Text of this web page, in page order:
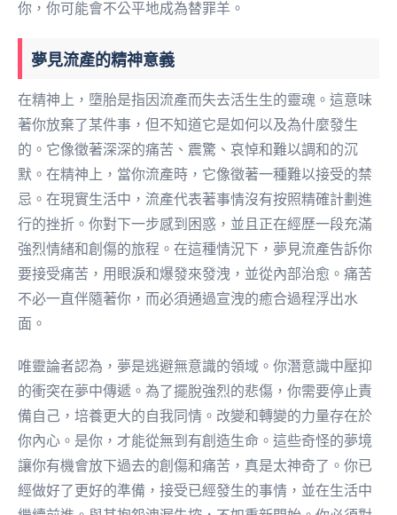
你，你可能會不公平地成為替罪羊。
夢見流產的精神意義
在精神上，墮胎是指因流產而失去活生生的靈魂。這意味
著你放棄了某件事，但不知道它是如何以及為什麼發生
的。它像徵著深深的痛苦、震驚、哀悼和難以調和的沉
默。在精神上，當你流產時，它像徵著一種難以接受的禁
忌。在現實生活中，流產代表著事情沒有按照精確計劃進
行的挫折。你對下一步感到困惑，並且正在經歷一段充滿
強烈情緒和創傷的旅程。在這種情況下，夢見流產告訴你
要接受痛苦，用眼淚和爆發來發洩，並從內部治愈。痛苦
不必一直伴隨著你，而必須通過宣洩的癒合過程浮出水
面。
唯靈論者認為，夢是逃避無意識的領域。你潛意識中壓抑
的衝突在夢中傳遞。為了擺脫強烈的悲傷，你需要停止責
備自己，培養更大的自我同情。改變和轉變的力量存在於
你內心。是你，才能從無到有創造生命。這些奇怪的夢境
讓你有機會放下過去的創傷和痛苦，真是太神奇了。你已
經做好了更好的準備，接受已經發生的事情，並在生活中